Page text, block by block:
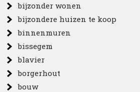
bijzonder wonen
bijzondere huizen te koop
binnenmuren
bissegem
blavier
borgerhout
bouw